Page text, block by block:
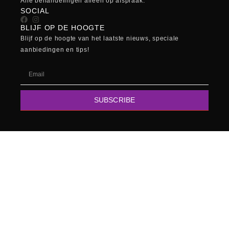
SOCIAL
BLIJF OP DE HOOGTE
Blijf op de hoogte van het laatste nieuws, speciale
aanbiedingen en tips!
SUBSCRIBE